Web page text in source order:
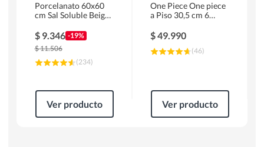
Porcelanato 60x60
cm Sal Soluble Beige
$ 9.346 -19%
$11.506
(234)
Ver producto
One Piece One piece
a Piso 30,5 cm 6
$49.990
(46)
Ver producto